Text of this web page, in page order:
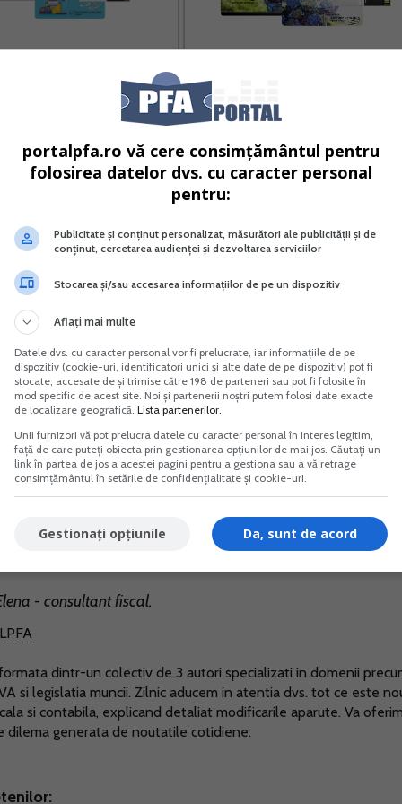
Impozitul pe venit si
Vreau acest produs →
justificate prin documente; (…)
si reglementate prin acte normative in vigoare; (…)”.
trebuie “sa fie efectuate in cadrul activitatilor
in scopul desfasurarii activitatii independente”.
catre PFA sunt in interes propriu, nu in scopul
sunt cheltuieli nedeductibile la calculul impozitului pe
- consultant fiscal.
dintr-un colectiv de 3 autori specializati in domenii
si legislatia muncii. Zilnic aducem in atentia dvs. tot ce este
si contabila, explicand detaliat modificarile aparute. Va
dilema generata de noutatile cotidiene.
portalpfa.ro vă cere consimțământul pentru
folosirea datelor dvs. cu caracter personal
pentru:
Publicitate și conținut personalizat, măsurători ale publicității și de
conținut, cercetarea audienței și dezvoltarea serviciilor
Stocarea și/sau accesarea informațiilor de pe un dispozitiv
Aflați mai multe
Datele dvs. cu caracter personal vor fi prelucrate, iar informațiile de pe
dispozitiv (cookie-uri, identificatori unici și alte date de pe dispozitiv) pot fi
stocate, accesate de și trimise către 198 de parteneri sau pot fi folosite în
mod specific de acest site. Noi și partenerii noștri putem folosi date exacte
de localizare geografică. Lista partenerilor.
Unii furnizori vă pot prelucra datele cu caracter personal în interes legitim,
față de care puteți obiecta prin gestionarea opțiunilor de mai jos. Căutați un
link în partea de jos a acestei pagini pentru a gestiona sau a vă retrage
consimțământul în setările de confidențialitate și cookie-uri.
Da, sunt de acord
Gestionați opțiunile